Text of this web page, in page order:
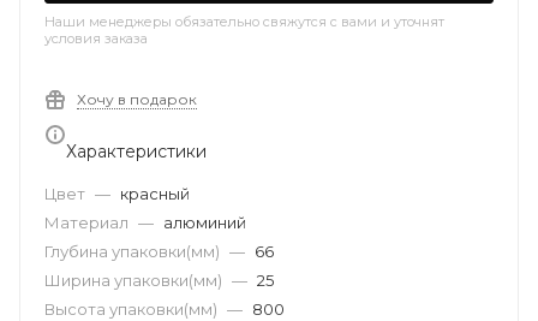
Наши менеджеры обязательно свяжутся с вами и уточнят
условия заказа
Хочу в подарок
Характеристики
Цвет — красный
Материал — алюминий
Глубина упаковки(мм) — 66
Ширина упаковки(мм) — 25
Высота упаковки(мм) — 800